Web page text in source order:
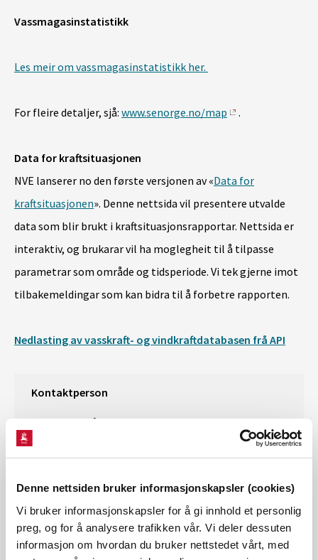
Denne nettsiden bruker informasjonskapsler (cookies)
Vi bruker informasjonskapsler for å gi innhold et personlig
preg, og for å analysere trafikken vår. Vi deler dessuten
informasjon om hvordan du bruker nettstedet vårt, med
Vassmagasinstatistikk
Les meir om vassmagasinstatistikk her.
For fleire detaljer, sjå: www.senorge.no/map .
Data for kraftsituasjonen
NVE lanserer no den første versjonen av «Data for
kraftsituasjonen». Denne nettsida vil presentere utvalde
data som blir brukt i kraftsituasjonsrapportar. Nettsida er
interaktiv, og brukarar vil ha moglegheit til å tilpasse
parametrar som område og tidsperiode. Vi tek gjerne imot
tilbakemeldingar som kan bidra til å forbetre rapporten.
Nedlasting av vasskraft- og vindkraftdatabasen frå API
Kontaktperson
Epost:okad@nve.no
Kraftpriser og kraftsystemdata